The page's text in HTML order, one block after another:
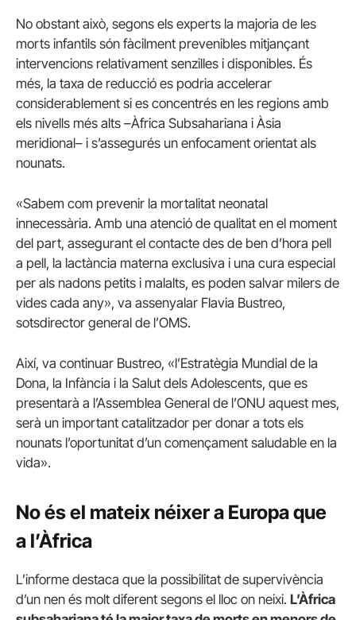
No obstant això, segons els experts la majoria de les
morts infantils són fàcilment prevenibles mitjançant
intervencions relativament senzilles i disponibles. És
més, la taxa de reducció es podria accelerar
considerablement si es concentrés en les regions amb
els nivells més alts –Àfrica Subsahariana i Àsia
meridional– i s’assegurés un enfocament orientat als
nounats.
«Sabem com prevenir la mortalitat neonatal
innecessària. Amb una atenció de qualitat en el moment
del part, assegurant el contacte des de ben d’hora pell
a pell, la lactància materna exclusiva i una cura especial
per als nadons petits i malalts, es poden salvar milers de
vides cada any», va assenyalar Flavia Bustreo,
sotsdirector general de l’OMS.
Així, va continuar Bustreo, «l’Estratègia Mundial de la
Dona, la Infància i la Salut dels Adolescents, que es
presentarà a l’Assemblea General de l’ONU aquest mes,
serà un important catalitzador per donar a tots els
nounats l’oportunitat d’un començament saludable en la
vida».
No és el mateix néixer a Europa que
a l’Àfrica
L’informe destaca que la possibilitat de supervivència
d’un nen és molt diferent segons el lloc on neixi. L’Àfrica